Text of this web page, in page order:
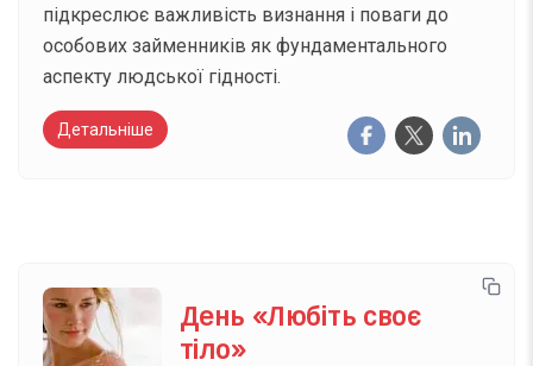
підкреслює важливість визнання і поваги до
особових займенників як фундаментального
аспекту людської гідності.
Детальніше
День «Любіть своє
тіло»